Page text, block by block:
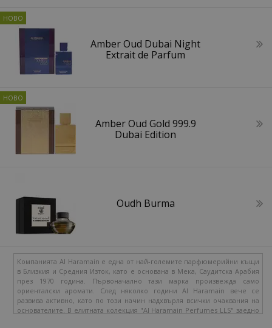
Amber Oud Dubai Night
Extrait de Parfum
Amber Oud Gold 999.9
Dubai Edition
Oudh Burma
Компанията Al Haramain е една от най-големите парфюмерийни къщи
в Близкия и Средния Изток, като е основана в Мека, Саудитска Арабия
през 1970 година. Първоначално тази марка произвежда само
ориенталски аромати. След няколко години Al Haramain вече се
развива активно, като по този начин надхвърля всички очаквания на
основателите. В елитната колекция "Al Haramain Perfumes LLS" заедно